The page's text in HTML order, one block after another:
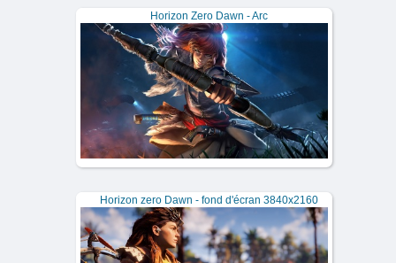
Horizon Zero Dawn - Arc
Horizon zero Dawn - fond d'écran 3840x2160